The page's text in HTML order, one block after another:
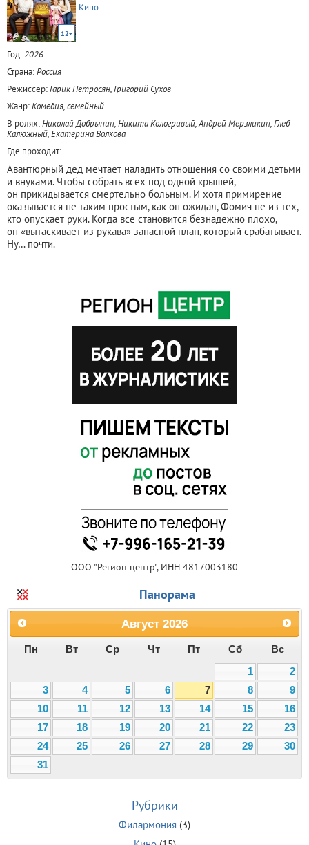
12+
Кино
Год:2026
Страна:Россия
Режиссер:Гарик Петросян, Григорий Сухов
Жанр:Комедия, семейный
В ролях:Николай Добрынин, Никита Кологривый, Андрей Мерзликин, Глеб
Калюжный, Екатерина Волкова
Где проходит:
Авантюрный дед мечтает наладить отношения со своими детьми
и внуками. Чтобы собрать всех под одной крышей,
он прикидывается смертельно больным. И хотя примирение
оказывается не таким простым, как он ожидал, Фомич не из тех,
кто опускает руки. Когда все становится безнадежно плохо,
он «вытаскивает из рукава» запасной план, который срабатывает.
Ну… почти.
ООО "Регион центр", ИНН 4817003180
Панорама
Август 2026
Пн Вт Ср Чт Пт Сб
Вс
1
2
3
4 5 6 7 8
9
10
11 12 13 14 15
16
17
18 19 20 21 22
23
24
25 26 27 28 29
30
31
Рубрики
Филармония (3)